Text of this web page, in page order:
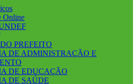
Online
PREFEITO
DE ADMINISTRAÇÃO E
DE EDUCAÇÃO
DE SAÚDE